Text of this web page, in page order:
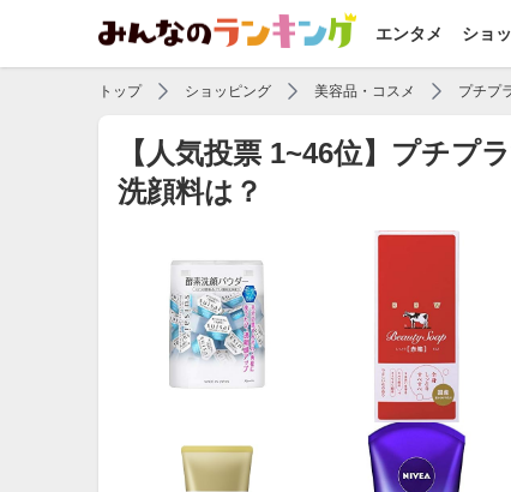
エンタメ ショ
トップ ショッピング 美容品・コスメ プチプ
【人気投票 1~46位】プチプ
洗顔料は？